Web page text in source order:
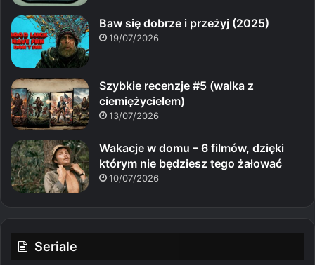
Baw się dobrze i przeżyj (2025)
19/07/2026
Szybkie recenzje #5 (walka z
ciemiężycielem)
13/07/2026
Wakacje w domu – 6 filmów, dzięki
którym nie będziesz tego żałować
10/07/2026
Seriale